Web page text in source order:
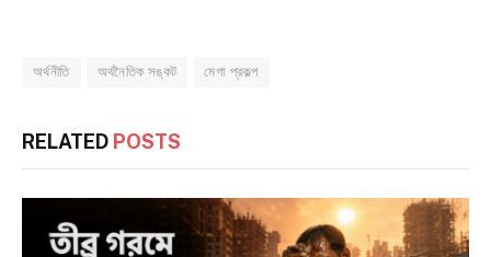
অর্থনীতি অর্থনৈতিক সঙ্কট মেগা প্রকল্প
RELATED POSTS